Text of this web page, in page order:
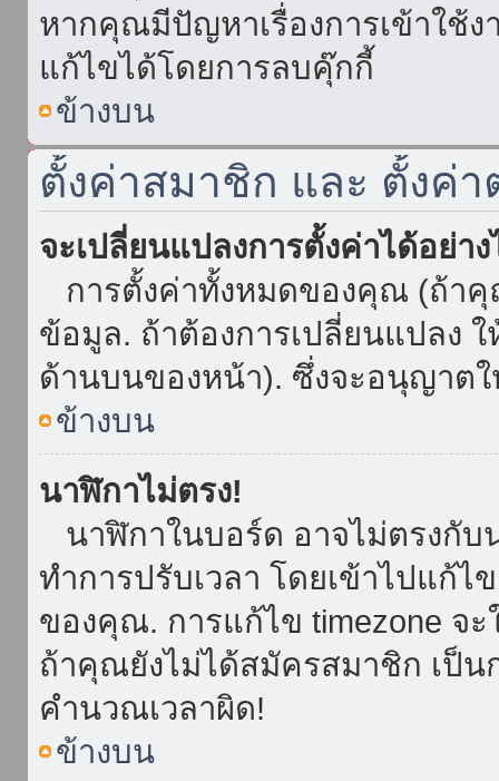
หากคุณมีปัญหาเรื่องการเข้าใช้
แก้ไขได้โดยการลบคุ๊กกี้
ข้างบน
ตั้งค่าสมาชิก และ ตั้งค่า
จะเปลี่ยนแปลงการตั้งค่าได้อย่าง
การตั้งค่าทั้งหมดของคุณ (ถ้าคุ
ข้อมูล. ถ้าต้องการเปลี่ยนแปลง
ด้านบนของหน้า). ซึ่งจะอนุญาต
ข้างบน
นาฬิกาไม่ตรง!
นาฬิกาในบอร์ด อาจไม่ตรงกั
ทำการปรับเวลา โดยเข้าไปแก้
ของคุณ. การแก้ไข timezone จ
ถ้าคุณยังไม่ได้สมัครสมาชิก เป็
คำนวณเวลาผิด!
ข้างบน